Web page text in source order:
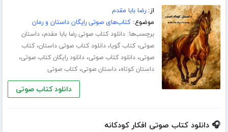
از:رضا بابا مقدم
موضوع:کتاب‌های صوتی رایگان داستان و رمان
برچسب‌ها:دانلود کتاب صوتی رضا بابا مقدم،داستان
صوتی،کتاب گویا،دانلود کتاب صوتی داستان،کتاب
صوتی،دانلود کتاب صوتی،دانلود رایگان کتاب صوتی،
داستان کوتاه،داستان صوتی،کتاب صوتی
دانلود کتاب صوتی
🎧 دانلود کتاب صوتی افکار کودکانه